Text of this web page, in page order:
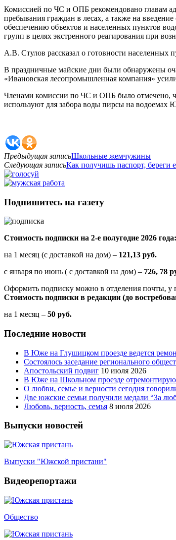
Комиссией по ЧС и ОПБ рекомендовано главам
пребывания граждан в лесах, а также на
обеспечению объектов и населенных пунктов
групп в целях экстренного реагирования при
А.В. Стулов рассказал о готовности населенных
В праздничные майские дни были обнаружены
«Ивановская лесопромышленная компания»
Членами комиссии по ЧС и ОПБ было отмечено,
используют для забора воды пирсы на водоемах
Предыдущая записьШкольные жемчужины
Следующая записьКак получишь паспорт, береги
Подпишитесь на газету
Стоимость подписки на 2-е полугодие 2026 года:
на 1 месяц (с доставкой на дом) – 121,13 руб.
с января по июнь ( с доставкой на дом) – 726, 78
Оформить подписку можно в отделения почты, у
Стоимость подписки в редакции (до
на 1 месяц – 50 руб.
Последние новости
В Юже на Глушицком проезде ведется
Состоялось заседание регионального
Апостольский подвиг 10 июля 2026
В Юже на Школьном проезде
О любви, семье и верности сегодня
Две южские семьи получили медали “За
Любовь, верность, семья 8 июля 2026
Выпуски новостей
Выпуски "Южской пристани"
Видеорепортажи
Общество